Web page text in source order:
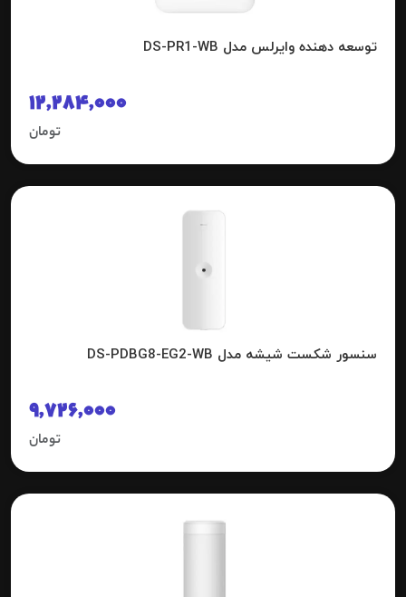
توسعه دهنده وایرلس مدل DS-PR1-WB
12,284,000
تومان
سنسور شکست شیشه مدل DS-PDBG8-EG2-WB
9,726,000
تومان